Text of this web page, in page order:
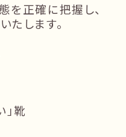
を正確に把握し、
たします。
」靴